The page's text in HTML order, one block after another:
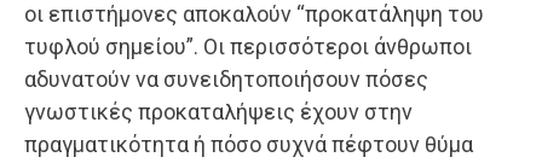
οι επιστήμονες αποκαλούν “προκατάληψη του
τυφλού σημείου”. Οι περισσότεροι άνθρωποι
αδυνατούν να συνειδητοποιήσουν πόσες
γνωστικές προκαταλήψεις έχουν στην
πραγματικότητα ή πόσο συχνά πέφτουν θύμα